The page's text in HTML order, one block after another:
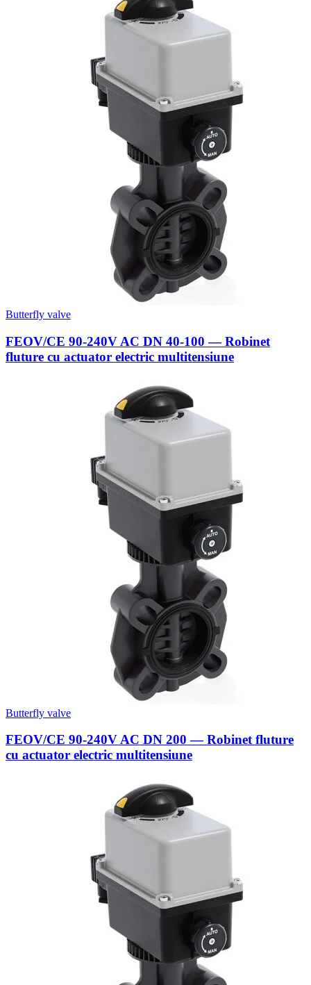
Butterfly valve
FEOV/CE 90-240V AC DN 40-100 — Robinet
fluture cu actuator electric multitensiune
Butterfly valve
FEOV/CE 90-240V AC DN 200 — Robinet fluture
cu actuator electric multitensiune